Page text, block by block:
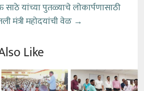
यांच्या पुतळ्याचे लोकार्पणासाठी
मंत्री महोदयांची वेळ →
Like